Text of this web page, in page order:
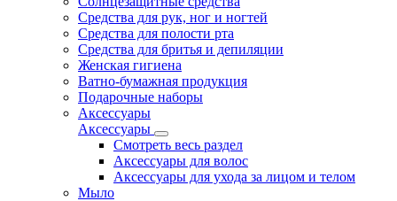
Средства для рук, ног и ногтей
Средства для полости рта
Средства для бритья и депиляции
Женская гигиена
Ватно-бумажная продукция
Подарочные наборы
Аксессуары
Аксессуары
Смотреть весь раздел
Аксессуары для волос
Аксессуары для ухода за лицом и телом
Мыло